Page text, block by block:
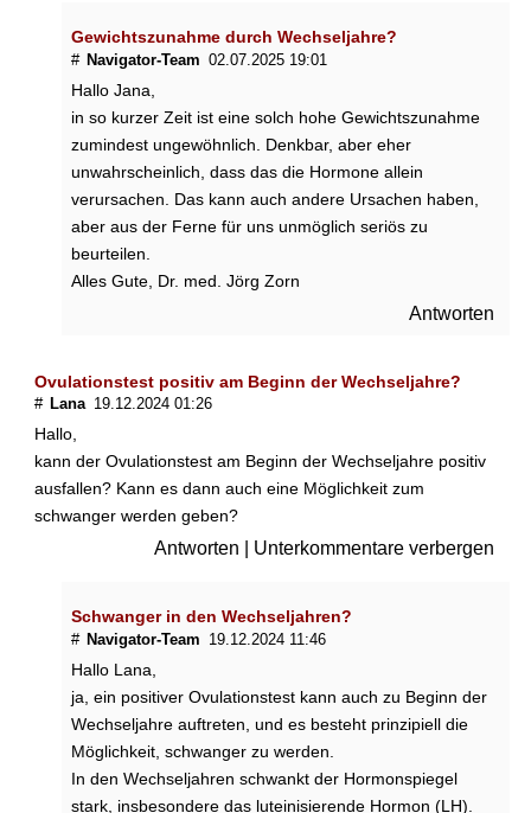
Gewichtszunahme durch Wechseljahre?
# Navigator-Team 02.07.2025 19:01
Hallo Jana,
in so kurzer Zeit ist eine solch hohe Gewichtszunahme
zumindest ungewöhnlich. Denkbar, aber eher
unwahrscheinlich, dass das die Hormone allein
verursachen. Das kann auch andere Ursachen haben,
aber aus der Ferne für uns unmöglich seriös zu
beurteilen.
Alles Gute, Dr. med. Jörg Zorn
Antworten
Ovulationstest positiv am Beginn der Wechseljahre?
# Lana 19.12.2024 01:26
Hallo,
kann der Ovulationstest am Beginn der Wechseljahre positiv
ausfallen? Kann es dann auch eine Möglichkeit zum
schwanger werden geben?
Antworten Unterkommentare verbergen
Schwanger in den Wechseljahren?
# Navigator-Team 19.12.2024 11:46
Hallo Lana,
ja, ein positiver Ovulationstest kann auch zu Beginn der
Wechseljahre auftreten, und es besteht prinzipiell die
Möglichkeit, schwanger zu werden.
In den Wechseljahren schwankt der Hormonspiegel
stark, insbesondere das luteinisierende Hormon (LH).
p
l
n
z
e
n
g
e
c
h
e
l
s
b
e
s
c
h
e